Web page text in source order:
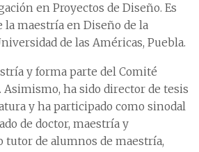
en Proyectos de Diseño. Es
maestría en Diseño de la
de las Américas, Puebla.
y forma parte del Comité
Asimismo, ha sido director de tesis
y ha participado como sinodal
de doctor, maestría y
tutor de alumnos de maestría,